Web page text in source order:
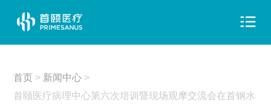
首页 > 新闻中心 >
首颐医疗病理中心第六次培训暨现场观摩交流会在首钢水